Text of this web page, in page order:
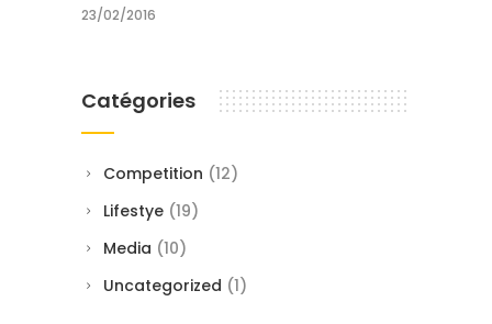
23/02/2016
Catégories
Competition (12)
Lifestye (19)
Media (10)
Uncategorized (1)